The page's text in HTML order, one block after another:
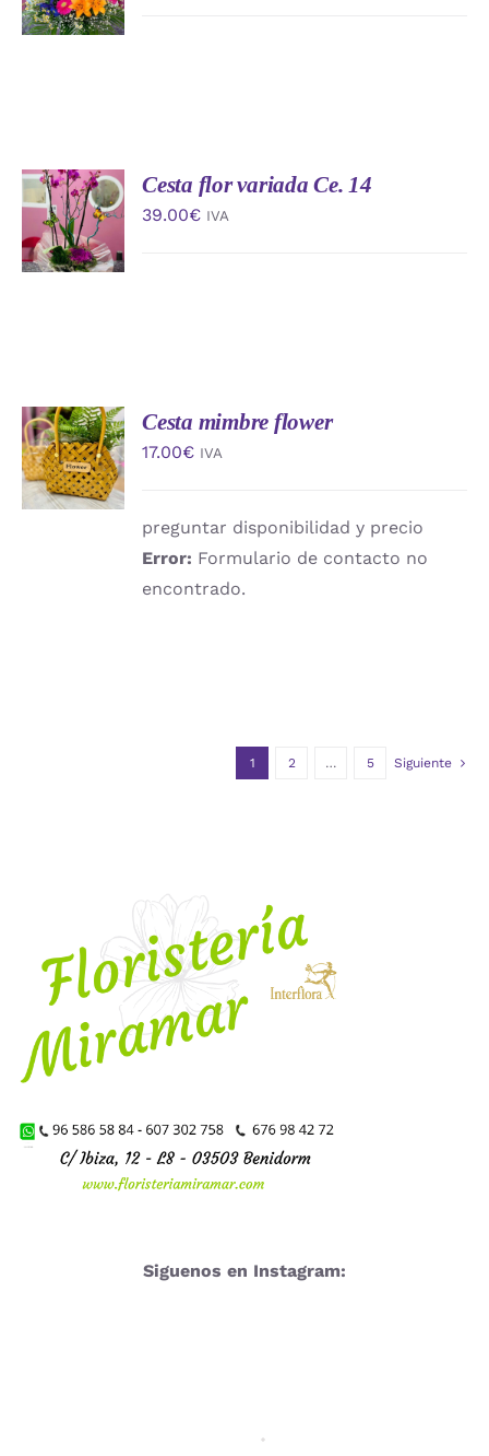
/
DETALLES
AÑADIR
AL
CARRITO
/
DETALLES
Cesta flor variada Ce. 14
39.00€ IVA
AÑADIR
AL
CARRITO
/
DETALLES
Cesta mimbre flower
17.00€ IVA
preguntar disponibilidad y precio
Error: Formulario de contacto no
encontrado.
1 2 … 5 Siguiente
Siguenos en Instagram: